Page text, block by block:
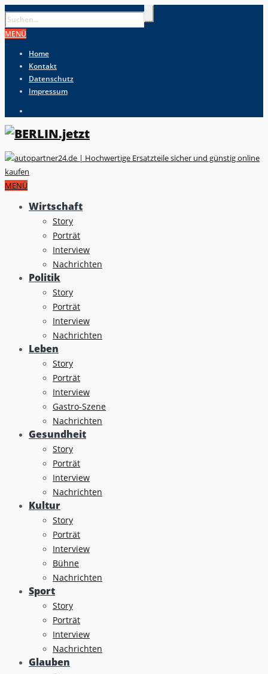
MENÜ
Home
Kontakt
Datenschutz
Impressum
MENÜ
Wirtschaft
Story
Porträt
Interview
Nachrichten
Politik
Story
Porträt
Interview
Nachrichten
Leben
Story
Porträt
Interview
Gastro-Szene
Nachrichten
Gesundheit
Story
Porträt
Interview
Nachrichten
Kultur
Story
Porträt
Interview
Bühne
Nachrichten
Sport
Story
Porträt
Interview
Nachrichten
Glauben